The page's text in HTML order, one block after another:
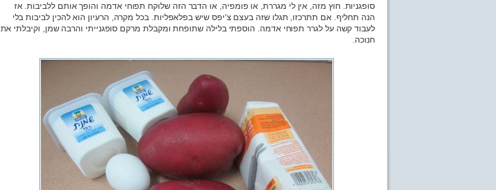
סופגניות. חוץ מזה, אין לי מגררת, או פומפיה, או הדבר הזה שלוקח תפוחי אדמה והופך אותם ללביבות. אז
הנה תחליף. אם תתרכזו, תגלו שזה בעצם צ’יפס שיש בפלאפליות. בכל מקרה, הרעיון הוא להכין לביבות בלי
לעבוד קשה על לגרר תפוחי אדמה. הוספתי בלילה שתופחת ומקבלת מרקם סופגנייתי והרבה שמן, וקיבלתי את
חנוכה.